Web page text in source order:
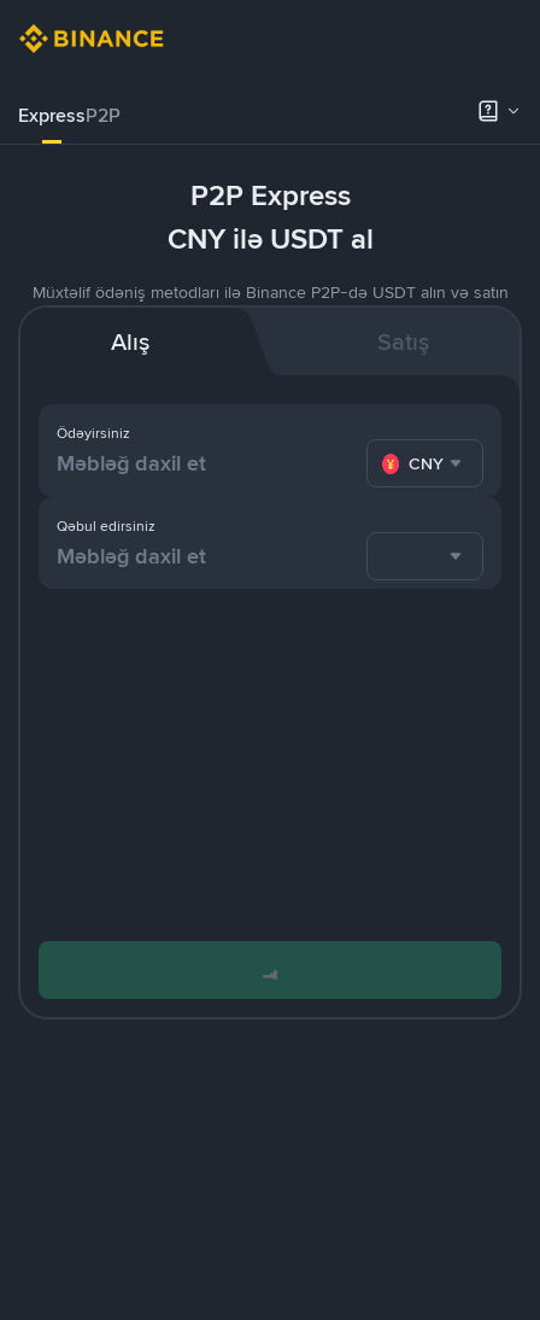
ExpressP2P
P2P Express
CNY ilə USDT al
Müxtəlif ödəniş metodları ilə Binance P2P-də USDT alın və satın
Alış Satış
Ödəyirsiniz
CNY
Qəbul edirsiniz